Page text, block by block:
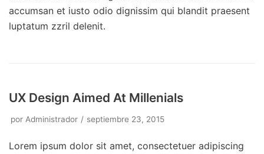
accumsan et iusto odio dignissim qui blandit praesent
luptatum zzril delenit.
UX Design Aimed At Millenials
por Administrador septiembre 23, 2015
Lorem ipsum dolor sit amet, consectetuer adipiscing